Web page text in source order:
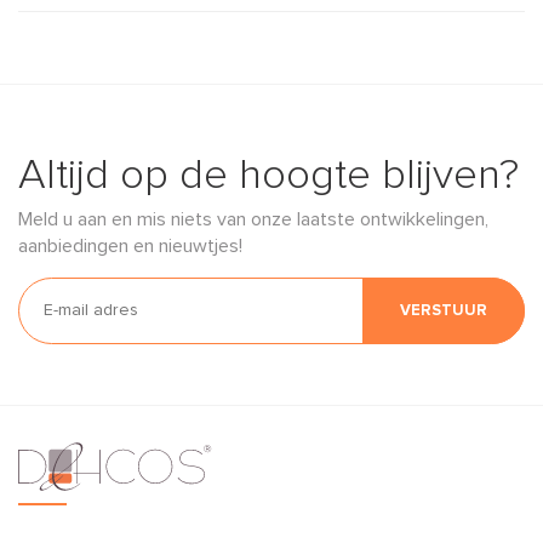
Altijd op de hoogte blijven?
Meld u aan en mis niets van onze laatste ontwikkelingen,
aanbiedingen en nieuwtjes!
VERSTUUR